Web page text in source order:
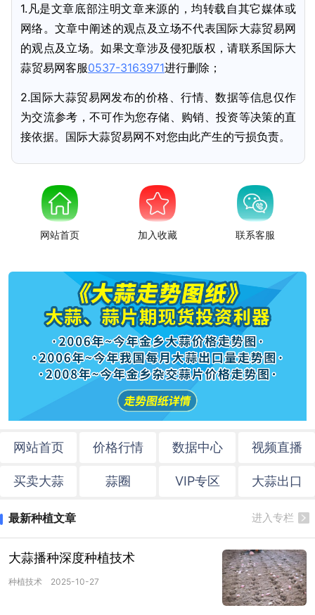
1.凡是文章底部注明文章来源的，均转载自其它媒体或
网络。文章中阐述的观点及立场不代表国际大蒜贸易网
的观点及立场。如果文章涉及侵犯版权，请联系国际大
蒜贸易网客服0537-3163971进行删除；
2.国际大蒜贸易网发布的价格、行情、数据等信息仅作
为交流参考，不可作为您存储、购销、投资等决策的直
接依据。国际大蒜贸易网不对您由此产生的亏损负责。
网站首页 加入收藏 联系客服
网站首页 价格行情 数据中心 视频直播
买卖大蒜 蒜圈 VIP专区 大蒜出口
进入专栏
最新种植文章
大蒜播种深度种植技术
种植技术 2025-10-27